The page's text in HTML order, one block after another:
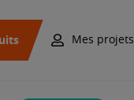
Mes projets